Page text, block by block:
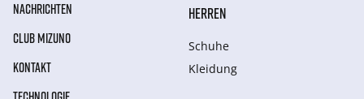
NACHRICHTEN
CLUB MIZUNO
KONTAKT
HERREN
Schuhe
Kleidung